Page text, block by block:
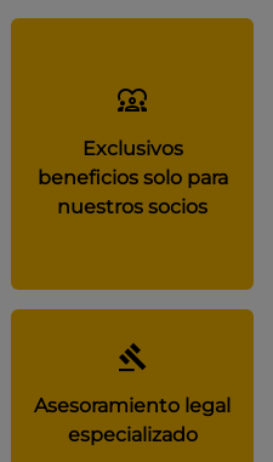
Exclusivos
beneficios solo para
nuestros socios
Asesoramiento legal
especializado